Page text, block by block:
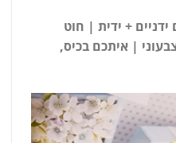
ידניים + ידית | חוט
| איתכם בכיס,